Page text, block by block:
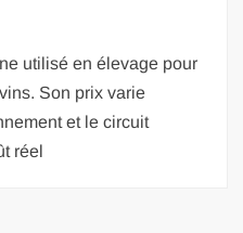
utilisé en élevage pour
Son prix varie
et le circuit
réel